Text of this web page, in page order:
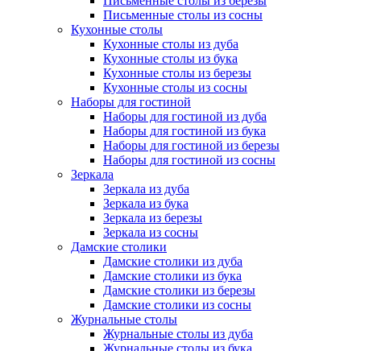
Письменные столы из сосны
Кухонные столы
Кухонные столы из дуба
Кухонные столы из бука
Кухонные столы из березы
Кухонные столы из сосны
Наборы для гостиной
Наборы для гостиной из дуба
Наборы для гостиной из бука
Наборы для гостиной из березы
Наборы для гостиной из сосны
Зеркала
Зеркала из дуба
Зеркала из бука
Зеркала из березы
Зеркала из сосны
Дамские столики
Дамские столики из дуба
Дамские столики из бука
Дамские столики из березы
Дамские столики из сосны
Журнальные столы
Журнальные столы из дуба
Журнальные столы из бука